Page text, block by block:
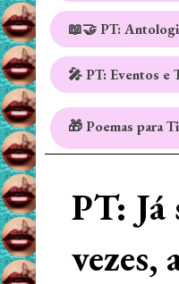
📖🤝 PT:
🎤 PT: Eventos e
🎁 Poemas para
PT: